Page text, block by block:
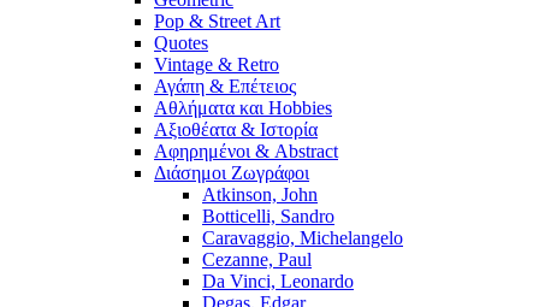
Pop & Street Art
Quotes
Vintage & Retro
Αγάπη & Επέτειος
Αθλήματα και Hobbies
Αξιοθέατα & Ιστορία
Αφηρημένοι & Abstract
Διάσημοι Ζωγράφοι
Atkinson, John
Botticelli, Sandro
Caravaggio, Michelangelo
Cezanne, Paul
Da Vinci, Leonardo
Degas, Edgar